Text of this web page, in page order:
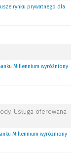
rynku prywatnego dla
Millennium wyróżniony
Usługa oferowana
Millennium wyróżniony